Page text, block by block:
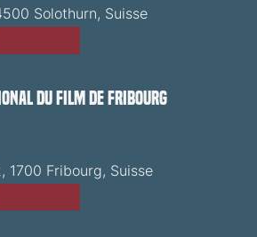
Solothurn, Suisse
du Film de Fribourg
1700 Fribourg, Suisse